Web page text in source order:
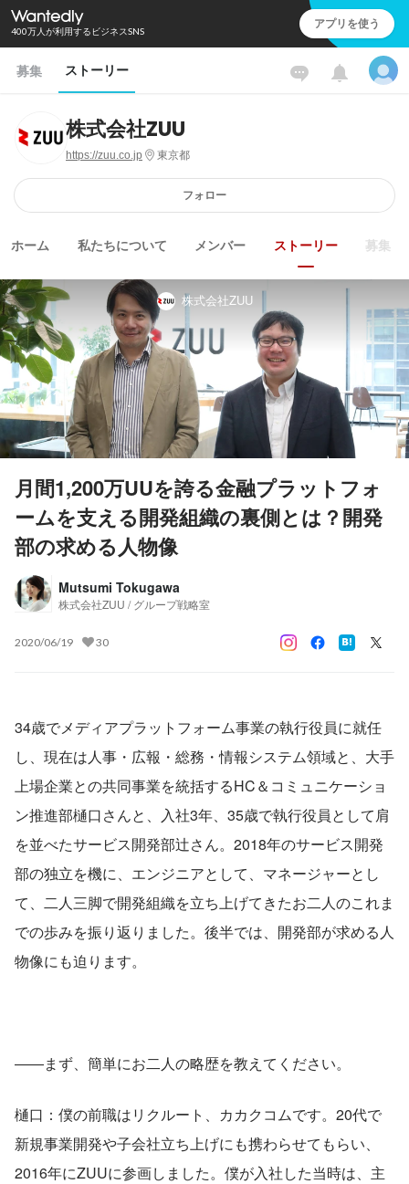
400万人が利用するビジネスSNS アプリを使う
募集 ストーリー
株式会社ZUU
https://zuu.co.jp 東京都
フォロー
ホーム 私たちについて メンバー ストーリー 募集
株式会社ZUU
月間1,200万UUを誇る金融プラットフォ
ームを支える開発組織の裏側とは？開発
部の求める人物像
Mutsumi Tokugawa
株式会社ZUU / グループ戦略室
2020/06/19 30
34歳でメディアプラットフォーム事業の執行役員に就任
し、現在は人事・広報・総務・情報システム領域と、大手
上場企業との共同事業を統括するHC＆コミュニケーショ
ン推進部樋口さんと、入社3年、35歳で執行役員として肩
を並べたサービス開発部辻さん。2018年のサービス開発
部の独立を機に、エンジニアとして、マネージャーとし
て、二人三脚で開発組織を立ち上げてきたお二人のこれま
での歩みを振り返りました。後半では、開発部が求める人
物像にも迫ります。
――まず、簡単にお二人の略歴を教えてください。
樋口：僕の前職はリクルート、カカクコムです。20代で
新規事業開発や子会社立ち上げにも携わらせてもらい、
2016年にZUUに参画しました。僕が入社した当時は、主